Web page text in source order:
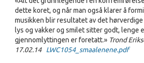
dette koret, og når man også klarer å
musikken blir resultatet av det
lys og vakker og smilet sitter godt, lenge
gjennomlyttingen er foretatt.» Trond
17.02.14 LWC1054_smaalenene.pdf